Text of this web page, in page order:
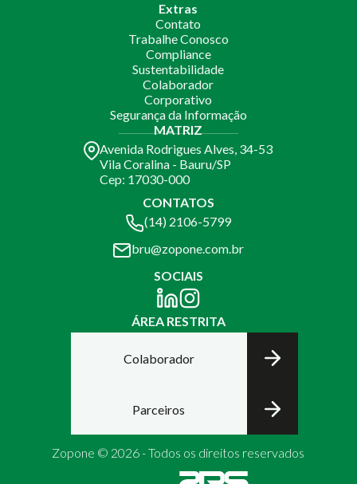
Extras
Contato
Trabalhe Conosco
Compliance
Sustentabilidade
Colaborador
Corporativo
Segurança da Informação
MATRIZ
Avenida Rodrigues Alves, 34-53
Vila Coralina - Bauru/SP
Cep: 17030-000
CONTATOS
(14) 2106-5799
bru@zopone.com.br
SOCIAIS
ÁREA RESTRITA
Colaborador
Parceiros
Zopone © 2026 - Todos os direitos reservados